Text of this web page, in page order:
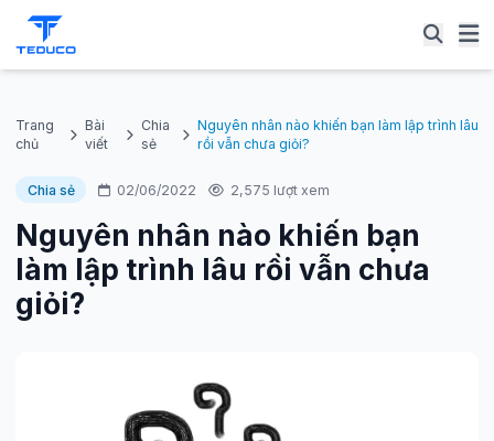
Trang
chủ
Bài
viết
Chia
sẻ
Nguyên nhân nào khiến bạn làm lập trình lâu
rồi vẫn chưa giỏi?
Chia sẻ 02/06/2022 2,575 lượt xem
Nguyên nhân nào khiến bạn
làm lập trình lâu rồi vẫn chưa
giỏi?